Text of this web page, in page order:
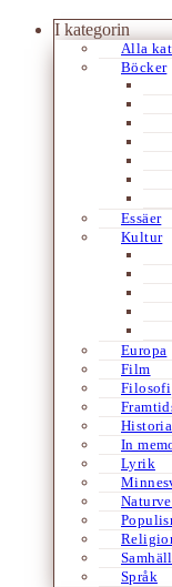
I kategorin
Alla
Böcker
Essäer
Kultur
Europa
Film
Filosofi
Historia
In
Lyrik
Språk